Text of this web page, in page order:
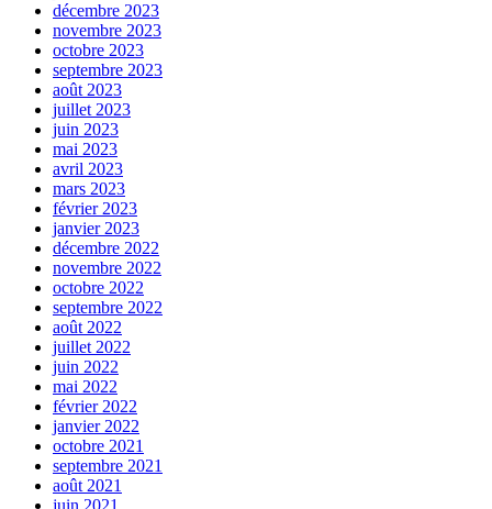
décembre 2023
novembre 2023
octobre 2023
septembre 2023
août 2023
juillet 2023
juin 2023
mai 2023
avril 2023
mars 2023
février 2023
janvier 2023
décembre 2022
novembre 2022
octobre 2022
septembre 2022
août 2022
juillet 2022
juin 2022
mai 2022
février 2022
janvier 2022
octobre 2021
septembre 2021
août 2021